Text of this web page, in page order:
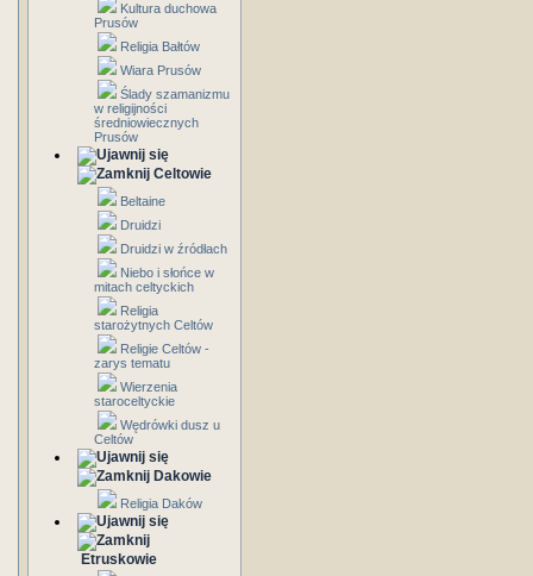
Kultura duchowa
Prusów
Religia Bałtów
Wiara Prusów
Ślady szamanizmu
w religijności
średniowiecznych
Prusów
Celtowie
Beltaine
Druidzi
Druidzi w źródłach
Niebo i słońce w
mitach celtyckich
Religia
starożytnych Celtów
Religie Celtów -
zarys tematu
Wierzenia
staroceltyckie
Wędrówki dusz u
Celtów
Dakowie
Religia Daków
Etruskowie